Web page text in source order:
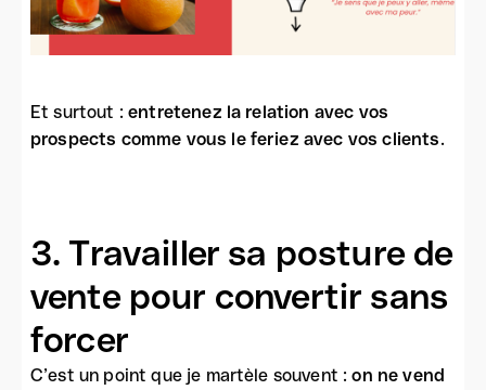
Et surtout :entretenez la relation avec vos
prospects comme vous le feriez avec vos clients.
3. Travailler sa posture de
vente pour convertir sans
forcer
C’est un point que je martèle souvent :on ne vend